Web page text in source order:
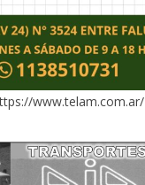
www.telam.com.ar/